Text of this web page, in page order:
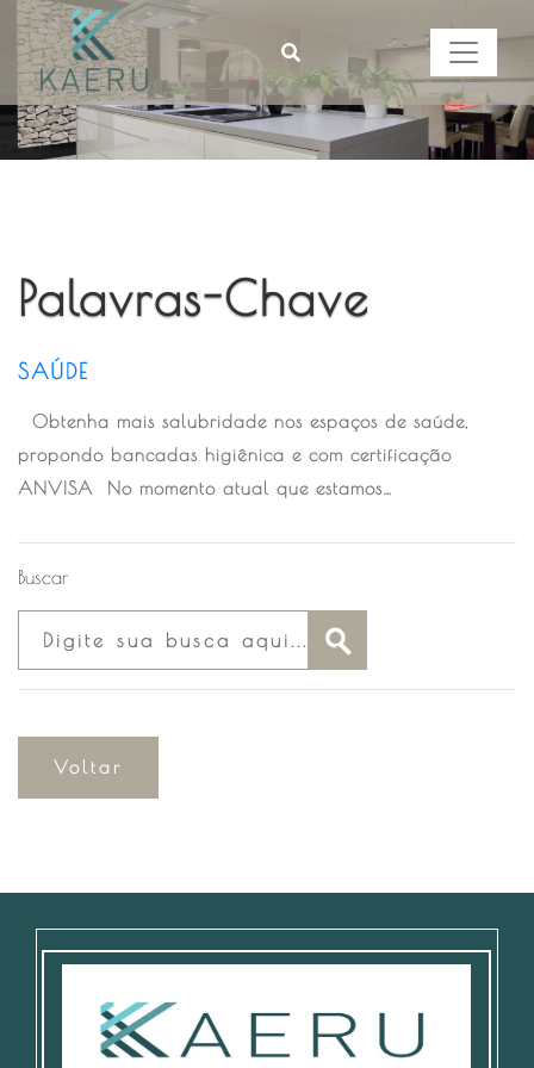
Palavras-Chave
SAÚDE
Obtenha mais salubridade nos espaços de saúde,
propondo bancadas higiênica e com certificação
ANVISA No momento atual que estamos…
Buscar
Voltar